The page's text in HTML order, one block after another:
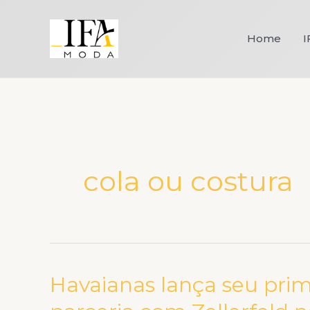
Home
cola ou costura
Havaianas lança seu
Havaianas